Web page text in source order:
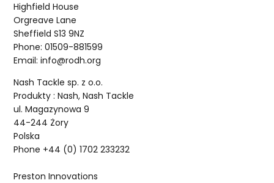
Highfield House
Orgreave Lane
Sheffield S13 9NZ
Phone: 01509-881599
Email: info@rodh.org
Nash Tackle sp. z o.o.
Produkty : Nash, Nash Tackle
ul. Magazynowa 9
44-244 Żory
Polska
Phone +44 (0) 1702 233232
Preston Innovations